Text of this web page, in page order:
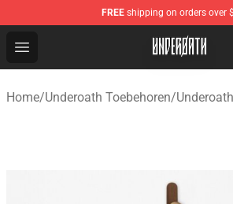
FREE shipping on orders over
Open menu
Underoath Store - Official
Home/Underoath Toebehoren/